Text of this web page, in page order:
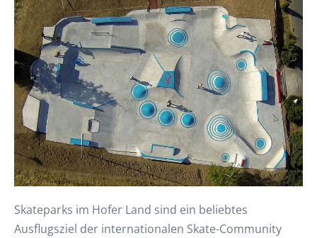
Skateparks im Hofer Land sind ein beliebtes
Ausflugsziel der internationalen Skate-Community